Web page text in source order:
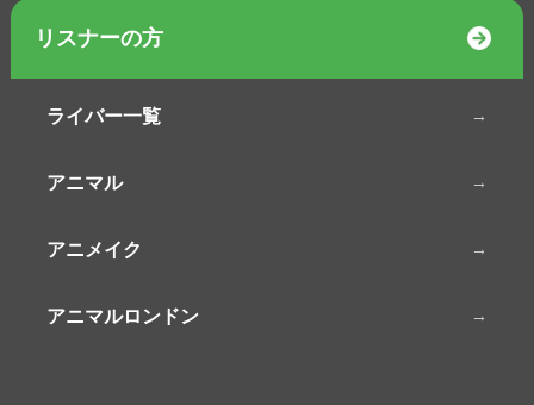
リスナーの方
ライバー一覧
アニマル
アニメイク
アニマルロンドン